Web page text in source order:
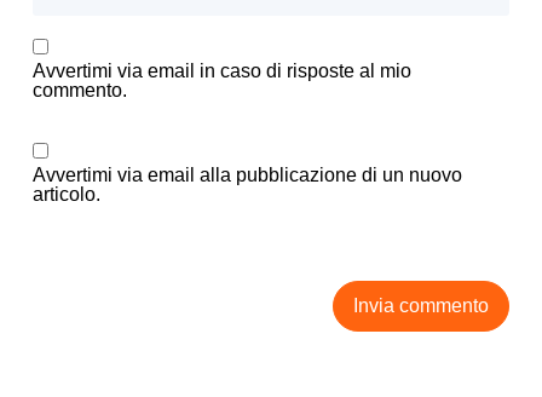
Avvertimi via email in caso di risposte al mio
commento.
Avvertimi via email alla pubblicazione di un nuovo
articolo.